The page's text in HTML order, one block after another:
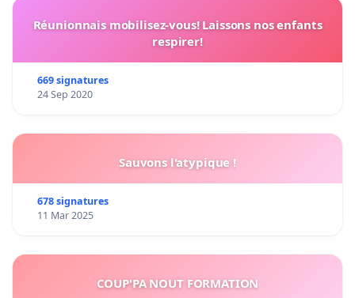
Réunionnais mobilisez-vous! Laissons nos enfants
respirer!
669 signatures
24 Sep 2020
Sauvons l'atypique !
678 signatures
11 Mar 2025
COUP'PA NOUT FORMATION